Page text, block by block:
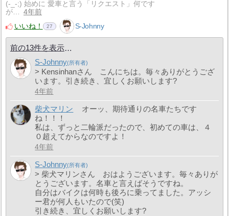
(-_-;) 始めに 愛車と言う「リクエスト」何です
が…
4年前
いいね！
27 S-Johnny
前の13件を表示
S-Johnny
> Kensinhanさん こんにちは。毎々ありがとうござ
います。引き続き、宜しくお願いします?
4年前
柴犬マリン
オーッ、期待通りの名車たちです
ね！！！
私は、ずっと二輪派だったので、初めての車は、４
０超えてからなのですよ！
4年前
S-Johnny
> 柴犬マリンさん おはようございます。毎々ありが
とうございます。名車と言えばそうですね。
自分はバイクは何時も後ろに乗ってました。アッシ
ー君が何人もいたので(笑)
引き続き、宜しくお願いします?